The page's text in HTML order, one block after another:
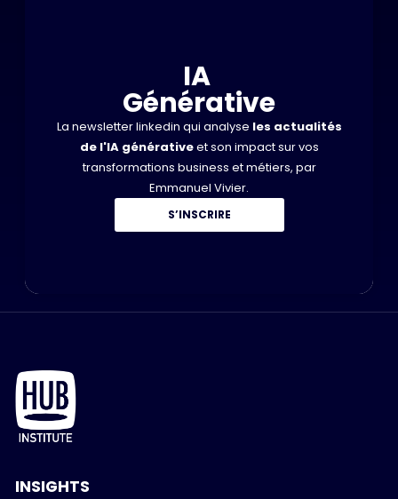
IA
Générative
La newsletter linkedin qui analyse les actualités
de l'IA générativeet son impact sur vos
transformations business et métiers, par
Emmanuel Vivier.
S’INSCRIRE
INSIGHTS